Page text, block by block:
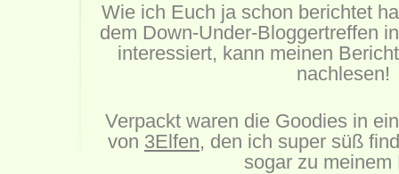
Wie ich Euch ja schon berichtet
dem Down-Under-Bloggertreffen
interessiert, kann meinen
nachlesen!
Verpackt waren die Goodies in
von 3Elfen, den ich super süß
sogar zu meinem